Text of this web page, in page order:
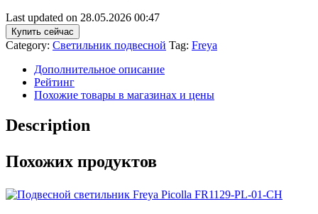
Last updated on 28.05.2026 00:47
Купить сейчас
Category: Светильник подвесной Tag: Freya
Дополнительное описание
Рейтинг
Похожие товары в магазинах и цены
Description
Похожих продуктов